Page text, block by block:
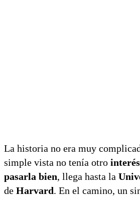
La historia no era muy
simple vista no tenía otro interés
pasarla bien, llega hasta la
de Harvard. En el camino, un